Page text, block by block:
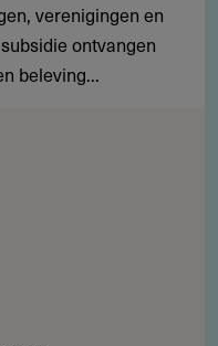
verenigingen en
ontvangen
beleving...